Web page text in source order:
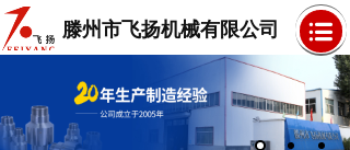
滕州市飞扬机械有限公司